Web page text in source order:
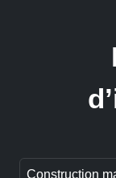
Construction